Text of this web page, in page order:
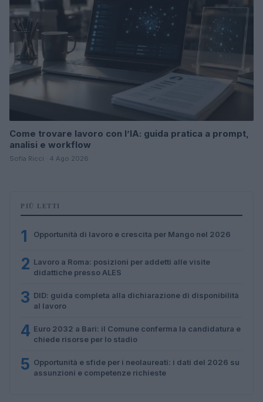
Come trovare lavoro con l’IA: guida pratica a prompt,
analisi e workflow
Sofia Ricci · 4 Ago 2026
PIÙ LETTI
1 Opportunità di lavoro e crescita per Mango nel 2026
2 Lavoro a Roma: posizioni per addetti alle visite
didattiche presso ALES
3 DID: guida completa alla dichiarazione di disponibilità
al lavoro
4 Euro 2032 a Bari: il Comune conferma la candidatura e
chiede risorse per lo stadio
5 Opportunità e sfide per i neolaureati: i dati del 2026 su
assunzioni e competenze richieste